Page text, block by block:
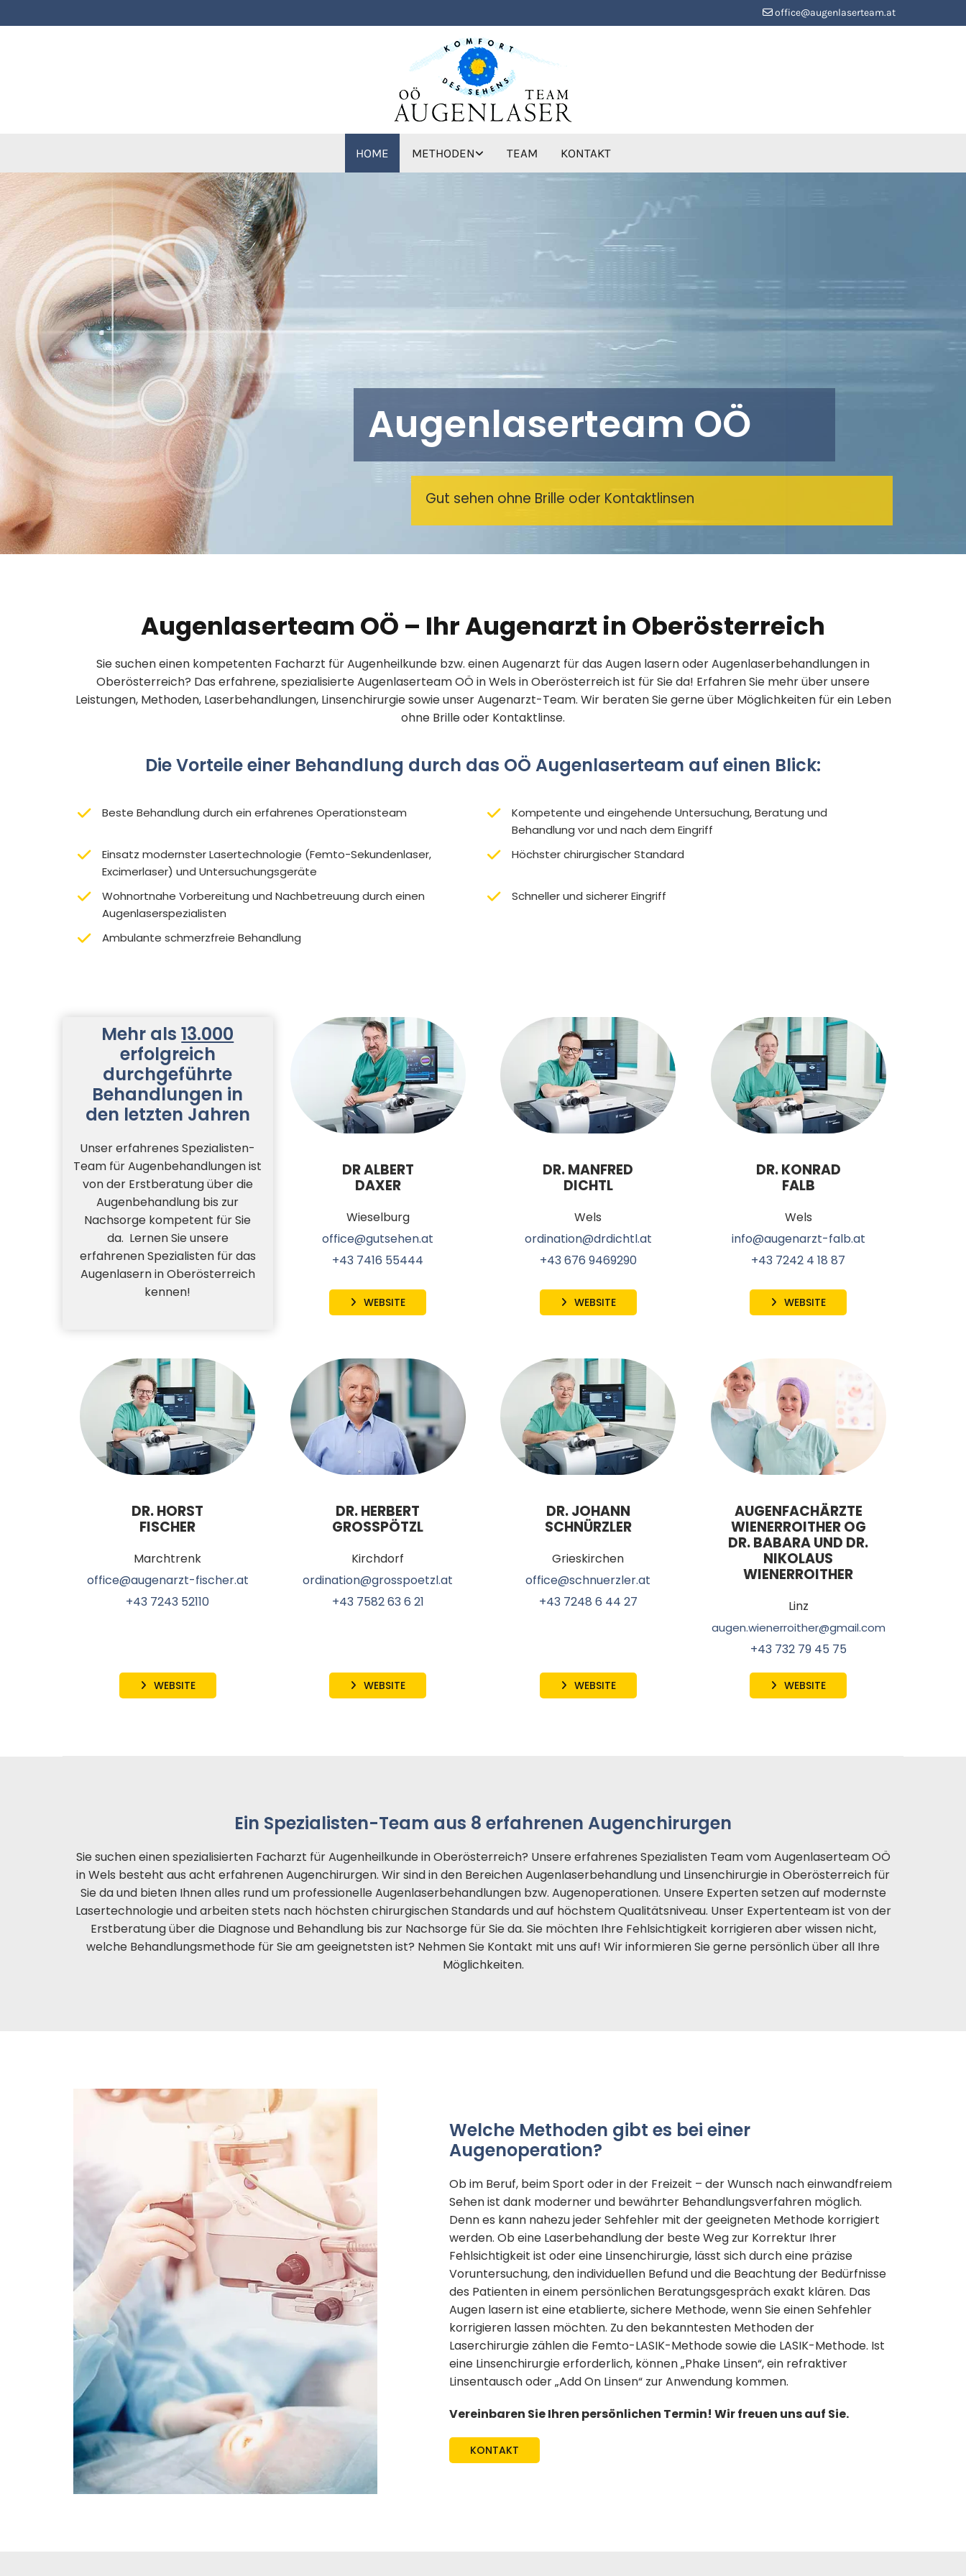
 office@augenlaserteam.at
HOME METHODEN TEAM KONTAKT
Augenlaserteam OÖ
Gut sehen ohne Brille oder Kontaktlinsen
Augenlaserteam OÖ – Ihr Augenarzt in Oberösterreich
Sie suchen einen kompetenten Facharzt für Augenheilkunde bzw. einen Augenarzt für das Augen lasern oder Augenlaserbehandlungen in
Oberösterreich? Das erfahrene, spezialisierte Augenlaserteam OÖ in Wels in Oberösterreich ist für Sie da! Erfahren Sie mehr über unsere
Leistungen, Methoden, Laserbehandlungen, Linsenchirurgie sowie unser Augenarzt-Team. Wir beraten Sie gerne über Möglichkeiten für ein Leben
ohne Brille oder Kontaktlinse.
Die Vorteile einer Behandlung durch das OÖ Augenlaserteam auf einen Blick:
Beste Behandlung durch ein erfahrenes Operationsteam
Kompetente und eingehende Untersuchung, Beratung und
Behandlung vor und nach dem Eingriff
Einsatz modernster Lasertechnologie (Femto-Sekundenlaser,
Excimerlaser) und Untersuchungsgeräte
Höchster chirurgischer Standard
Wohnortnahe Vorbereitung und Nachbetreuung durch einen
Augenlaserspezialisten
Schneller und sicherer Eingriff
Ambulante schmerzfreie Behandlung
Mehr als13.000
erfolgreich
durchgeführte
Behandlungen in
den letzten Jahren
Unser erfahrenes Spezialisten-
Team für Augenbehandlungen ist
von der Erstberatung über die
Augenbehandlung bis zur
Nachsorge kompetent für Sie
da. Lernen Sie unsere
erfahrenen Spezialisten für das
Augenlasern in Oberösterreich
kennen!
DR ALBERT
DAXER
Wieselburg
office@gutsehen.at
+43 7416 55444
WEBSITE
DR. MANFRED
DICHTL
Wels
ordination@drdichtl.at
+43 676 9469290
WEBSITE
DR. KONRAD
FALB
Wels
info@augenarzt-falb.at
+43 7242 4 18 87
WEBSITE
DR. HORST
FISCHER
Marchtrenk
office@augenarzt-fischer.at
+43 7243 52110
WEBSITE
DR. HERBERT
GROSSPÖTZL
Kirchdorf
ordination@grosspoetzl.at
+43 7582 63 6 21
WEBSITE
DR. JOHANN
SCHNÜRZLER
Grieskirchen
office@schnuerzler.at
+43 7248 6 44 27
WEBSITE
AUGENFACHÄRZTE
WIENERROITHER OG
DR. BABARA UND DR.
NIKOLAUS
WIENERROITHER
Linz
augen.wienerroither@gmail.com
+43 732 79 45 75
WEBSITE
Ein Spezialisten-Team aus 8 erfahrenen Augenchirurgen
Sie suchen einen spezialisierten Facharzt für Augenheilkunde in Oberösterreich? Unsere erfahrenes Spezialisten Team vom Augenlaserteam OÖ
in Wels besteht aus acht erfahrenen Augenchirurgen. Wir sind in den Bereichen Augenlaserbehandlung und Linsenchirurgie in Oberösterreich für
Sie da und bieten Ihnen alles rund um professionelle Augenlaserbehandlungen bzw. Augenoperationen. Unsere Experten setzen auf modernste
Lasertechnologie und arbeiten stets nach höchsten chirurgischen Standards und auf höchstem Qualitätsniveau. Unser Expertenteam ist von der
Erstberatung über die Diagnose und Behandlung bis zur Nachsorge für Sie da. Sie möchten Ihre Fehlsichtigkeit korrigieren aber wissen nicht,
welche Behandlungsmethode für Sie am geeignetsten ist? Nehmen Sie Kontakt mit uns auf! Wir informieren Sie gerne persönlich über all Ihre
Möglichkeiten.
Welche Methoden gibt es bei einer
Augenoperation?
Ob im Beruf, beim Sport oder in der Freizeit – der Wunsch nach einwandfreiem
Sehen ist dank moderner und bewährter Behandlungsverfahren möglich.
Denn es kann nahezu jeder Sehfehler mit der geeigneten Methode korrigiert
werden. Ob eine Laserbehandlung der beste Weg zur Korrektur Ihrer
Fehlsichtigkeit ist oder eine Linsenchirurgie, lässt sich durch eine präzise
Voruntersuchung, den individuellen Befund und die Beachtung der Bedürfnisse
des Patienten in einem persönlichen Beratungsgespräch exakt klären. Das
Augen lasern ist eine etablierte, sichere Methode, wenn Sie einen Sehfehler
korrigieren lassen möchten. Zu den bekanntesten Methoden der
Laserchirurgie zählen die Femto-LASIK-Methode sowie die LASIK-Methode. Ist
eine Linsenchirurgie erforderlich, können „Phake Linsen“, ein refraktiver
Linsentausch oder „Add On Linsen“ zur Anwendung kommen.
Vereinbaren Sie Ihren persönlichen Termin! Wir freuen uns auf Sie.
KONTAKT